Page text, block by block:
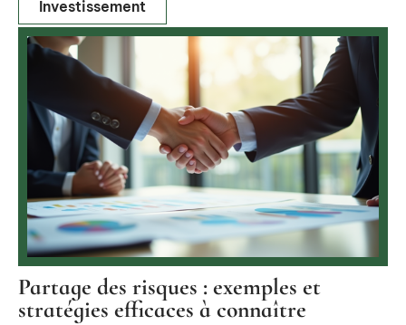
Investissement
Partage des risques : exemples et
stratégies efficaces à connaître